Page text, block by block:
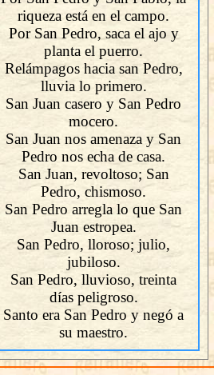
riqueza está en el campo.
Por San Pedro, saca el ajo y
planta el puerro.
Relámpagos hacia san Pedro,
lluvia lo primero.
San Juan casero y San Pedro
mocero.
San Juan nos amenaza y San
Pedro nos echa de casa.
San Juan, revoltoso; San
Pedro, chismoso.
San Pedro arregla lo que San
Juan estropea.
San Pedro, lloroso; julio,
jubiloso.
San Pedro, lluvioso, treinta
días peligroso.
Santo era San Pedro y negó a
su maestro.